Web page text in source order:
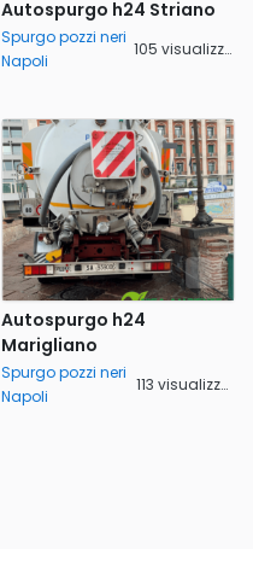
Autospurgo h24 Striano
Spurgo pozzi neri
Napoli
105 visualizzazioni
Autospurgo h24
Marigliano
Spurgo pozzi neri
Napoli
113 visualizzazioni